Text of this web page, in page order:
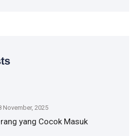
November, 2025
yang Cocok Masuk